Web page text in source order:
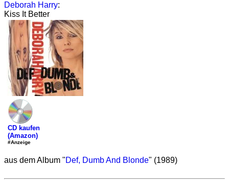
Deborah Harry:
Kiss It Better
CD kaufen
(Amazon)
#Anzeige
aus dem Album "Def, Dumb And Blonde" (1989)